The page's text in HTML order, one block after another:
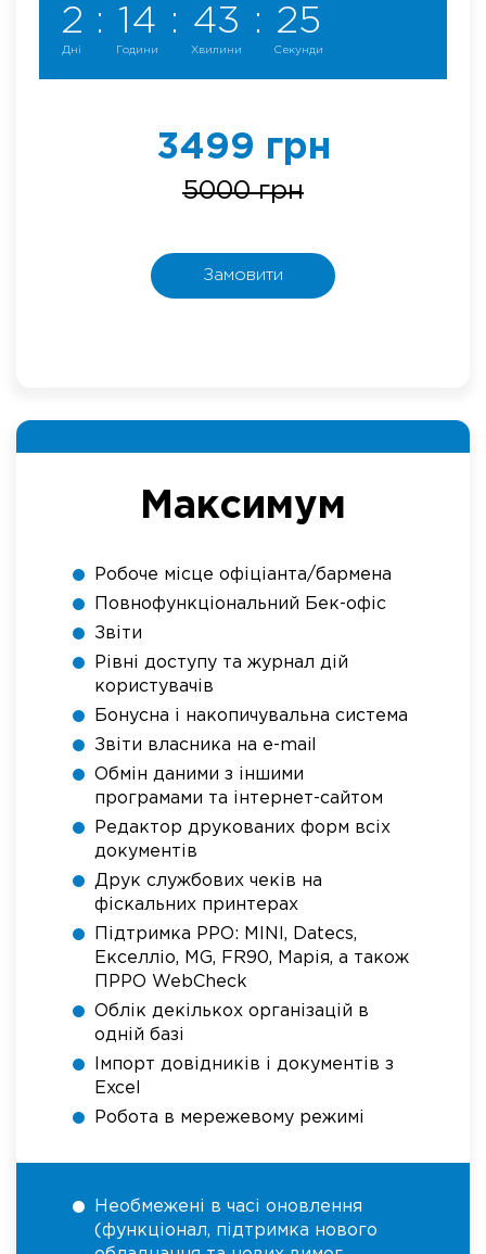
2
Дні
: 14
Години
: 43
Хвилини
: 25
Секунди
3499 грн
5000 грн
Замовити
Максимум
Робоче місце офіціанта/бармена
Повнофункціональний Бек-офіс
Звіти
Рівні доступу та журнал дій
користувачів
Бонусна і накопичувальна система
Звіти власника на e-mail
Обмін даними з іншими
програмами та інтернет-сайтом
Редактор друкованих форм всіх
документів
Друк службових чеків на
фіскальних принтерах
Підтримка РРО: MINI, Datecs,
Екселліо, MG, FR90, Марія, а також
ПРРО WebCheck
Облік декількох організацій в
одній базі
Імпорт довідників і документів з
Excel
Робота в мережевому режимі
Необмежені в часі оновлення
(функціонал, підтримка нового